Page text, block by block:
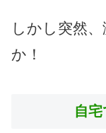
しかし突然
か！
自